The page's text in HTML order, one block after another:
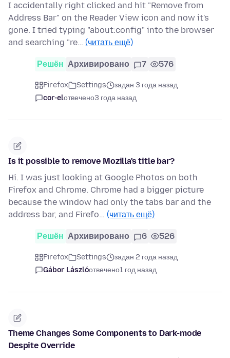
I accidentally right clicked and hit "Remove from
Address Bar" on the Reader View icon and now it's
gone. I tried typing "about:config" into the browser
and searching "re… (читать ещё)
Решён Архивировано 7 576
Firefox Settings
задан 3 года назад
cor-elотвечено3 года назад
Is it possible to remove Mozilla's title bar?
Hi. I was just looking at Google Photos on both
Firefox and Chrome. Chrome had a bigger picture
because the window had only the tabs bar and the
address bar, and Firefo… (читать ещё)
Решён Архивировано 6 526
Firefox Settings
задан 2 года назад
Gábor Lászlóотвечено1 год назад
Theme Changes Some Components to Dark-mode
Despite Override